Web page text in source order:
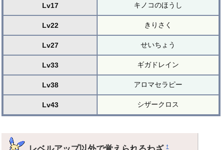
Lv17 キノコのほうし
Lv22 きりさく
Lv27 せいちょう
Lv33 ギガドレイン
Lv38 アロマセラピー
Lv43 シザークロス
†